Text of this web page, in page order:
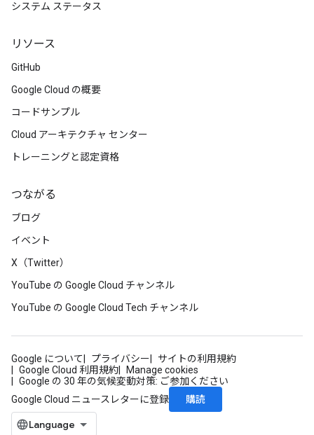
システム ステータス
リソース
GitHub
Google Cloud の概要
コードサンプル
Cloud アーキテクチャ センター
トレーニングと認定資格
つながる
ブログ
イベント
X（Twitter）
YouTube の Google Cloud チャンネル
YouTube の Google Cloud Tech チャンネル
Google について プライバシー
サイトの利用規約
Google Cloud 利用規約
Manage cookies
Google の 30 年の気候変動対策: ご参加ください
Google Cloud ニュースレターに登録
購読